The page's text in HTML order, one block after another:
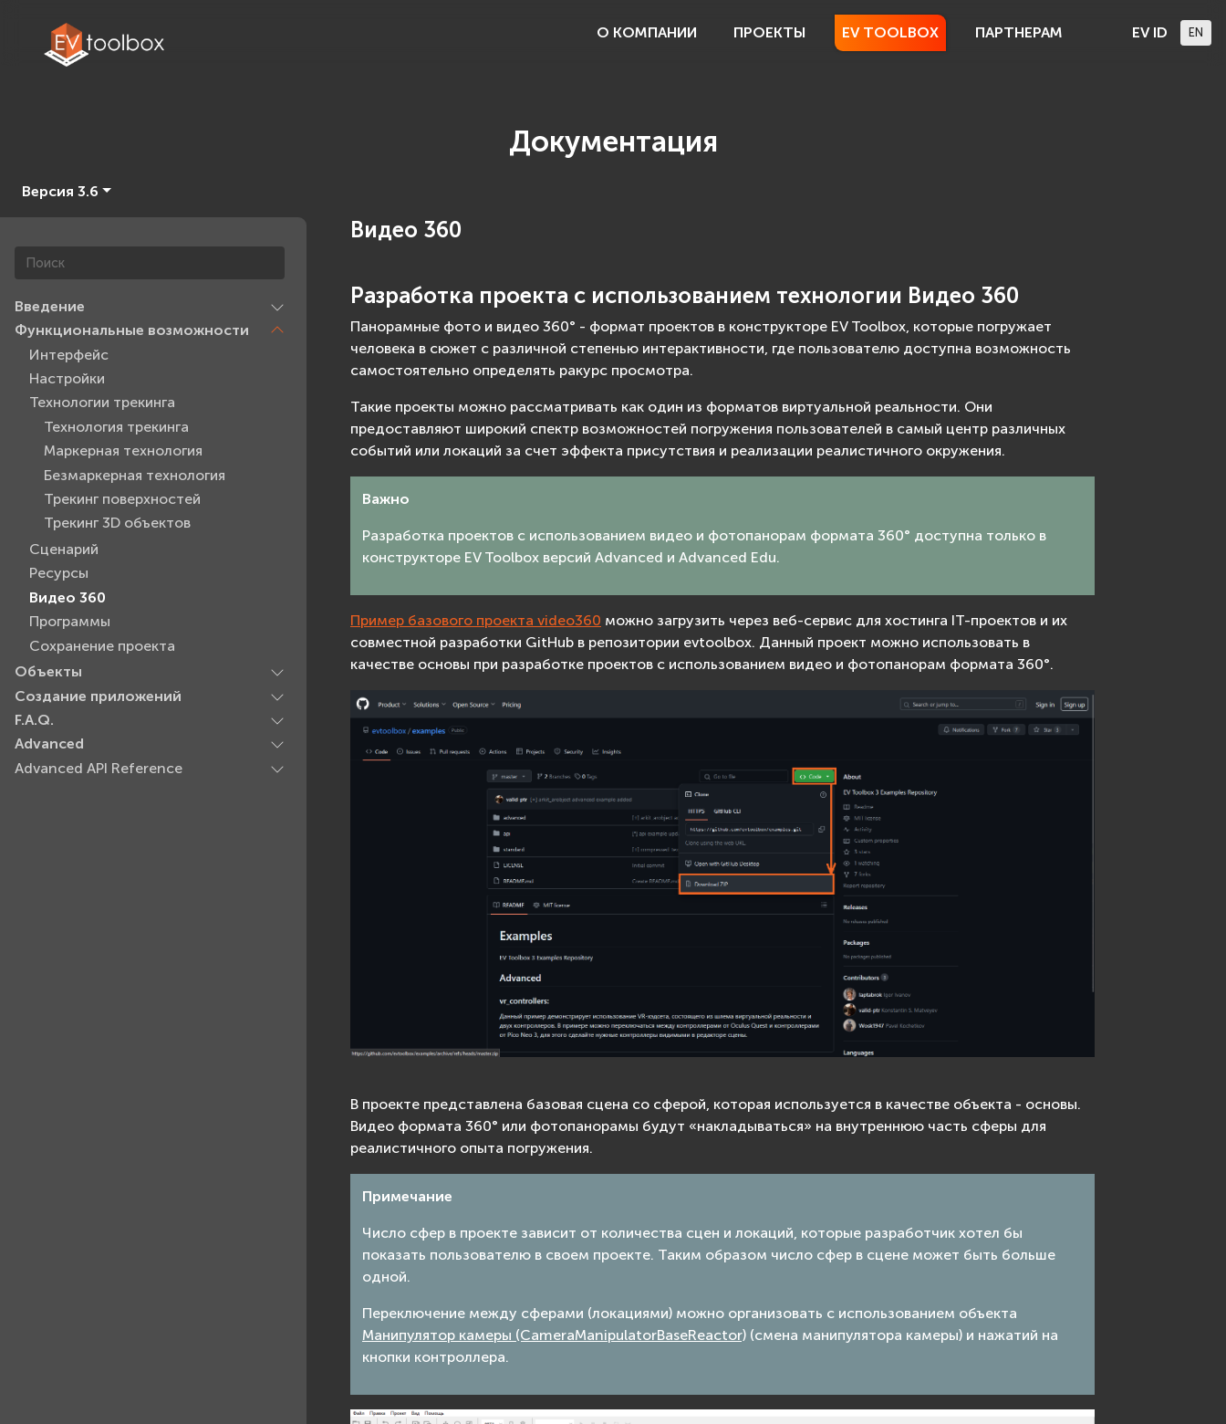
О КОМПАНИИ ПРОЕКТЫ EV TOOLBOX ПАРТНЕРАМ EV ID EN
Документация
Версия 3.6
Введение
Функциональные возможности
Интерфейс
Настройки
Технологии трекинга
Технология трекинга
Маркерная технология
Безмаркерная технология
Трекинг поверхностей
Трекинг 3D объектов
Сценарий
Ресурсы
Видео 360
Программы
Сохранение проекта
Объекты
Создание приложений
F.A.Q.
Advanced
Advanced API Reference
Видео 360
Разработка проекта с использованием технологии Видео 360
Панорамные фото и видео 360° - формат проектов в конструкторе EV Toolbox, которые погружает
человека в сюжет с различной степенью интерактивности, где пользователю доступна возможность
самостоятельно определять ракурс просмотра.
Такие проекты можно рассматривать как один из форматов виртуальной реальности. Они
предоставляют широкий спектр возможностей погружения пользователей в самый центр различных
событий или локаций за счет эффекта присутствия и реализации реалистичного окружения.
Важно
Разработка проектов с использованием видео и фотопанорам формата 360° доступна только в
конструкторе EV Toolbox версий Advanced и Advanced Edu.
Пример базового проекта video360 можно загрузить через веб-сервис для хостинга IT-проектов и их
совместной разработки GitHub в репозитории evtoolbox. Данный проект можно использовать в
качестве основы при разработке проектов с использованием видео и фотопанорам формата 360°.
В проекте представлена базовая сцена со сферой, которая используется в качестве объекта - основы.
Видео формата 360° или фотопанорамы будут «накладываться» на внутреннюю часть сферы для
реалистичного опыта погружения.
Примечание
Число сфер в проекте зависит от количества сцен и локаций, которые разработчик хотел бы
показать пользователю в своем проекте. Таким образом число сфер в сцене может быть больше
одной.
Переключение между сферами (локациями) можно организовать с использованием объекта
Манипулятор камеры (CameraManipulatorBaseReactor) (смена манипулятора камеры) и нажатий на
кнопки контроллера.